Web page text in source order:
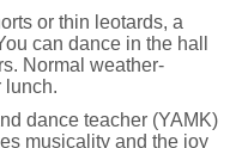
or thin leotards, a
can dance in the hall
Normal weather-
lunch.
dance teacher (YAMK)
musicality and the joy